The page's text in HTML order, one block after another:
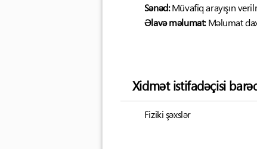
Sənəd:Müvafiq arayışın
Əlavə məlumat:Məlumat
Xidmət istifadəçisi
Fiziki şəxslər